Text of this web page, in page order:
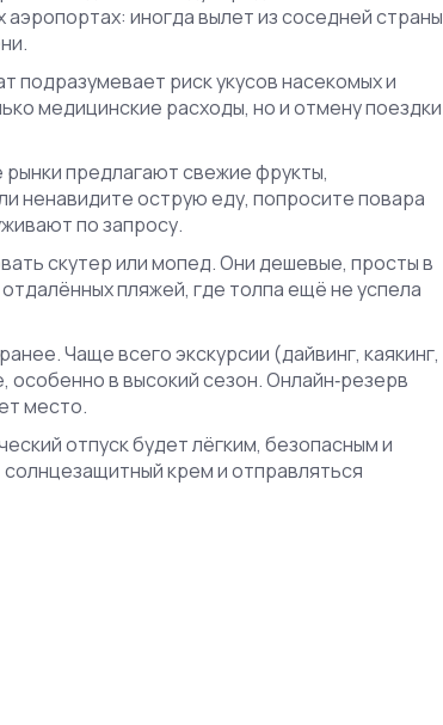
иногда вылет из соседней страны
подразумевает риск укусов насекомых и
медицинские расходы, но и отмену поездки
предлагают свежие фрукты,
ненавидите острую еду, попросите повара
по запросу.
скутер или мопед. Они дешевые, просты в
пляжей, где толпа ещё не успела
Чаще всего экскурсии (дайвинг, каякинг,
в высокий сезон. Онлайн‑резерв
место.
отпуск будет лёгким, безопасным и
крем и отправляться